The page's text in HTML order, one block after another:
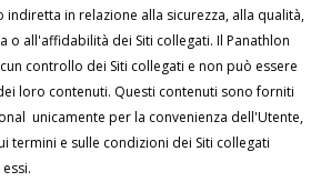
in relazione alla sicurezza, alla qualità,
o all'affidabilità dei Siti collegati. Il Panathlon
controllo dei Siti collegati e non può essere
loro contenuti. Questi contenuti sono forniti
unicamente per la convenienza dell'Utente,
termini e sulle condizioni dei Siti collegati